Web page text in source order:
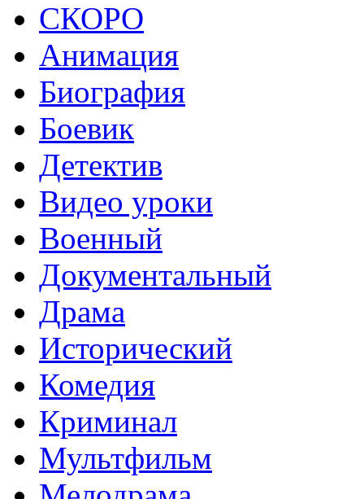
СКОРО
Анимация
Биография
Боевик
Детектив
Видео уроки
Военный
Документальный
Драма
Исторический
Комедия
Криминал
Мультфильм